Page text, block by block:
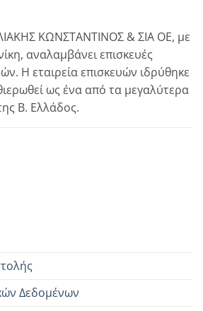
ΚΩΝΣΤΑΝΤΙΝΟΣ & ΣΙΑ ΟΕ, με
αναλαμβάνει επισκευές
Η εταιρεία επισκευών ιδρύθηκε
ως ένα από τα μεγαλύτερα
Β. Ελλάδος.
Δεδομένων